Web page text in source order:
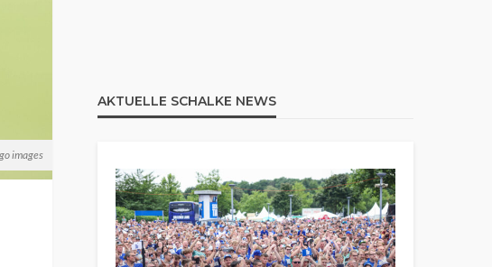
images
AKTUELLE SCHALKE NEWS